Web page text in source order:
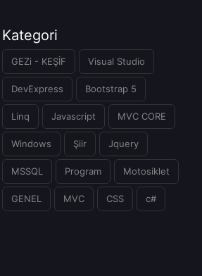
Kategori
GEZi - KEŞİF Visual Studio
DevExpress Bootstrap 5
Linq Javascript MVC CORE
Windows Şiir Jquery
MSSQL Program Motosiklet
GENEL MVC CSS c#